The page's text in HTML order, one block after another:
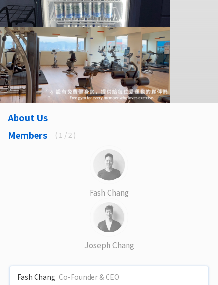
About Us
Members
( 1 / 2 )
Fash Chang
Joseph Chang
Fash Chang Co-Founder & CEO